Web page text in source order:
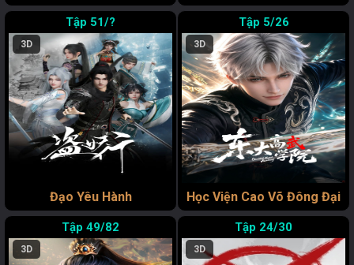
51/?
3D
Đạo Yêu Hành
5/26
3D
Học Viện Cao Võ Đông Đại
49/82
3D
24/30
3D